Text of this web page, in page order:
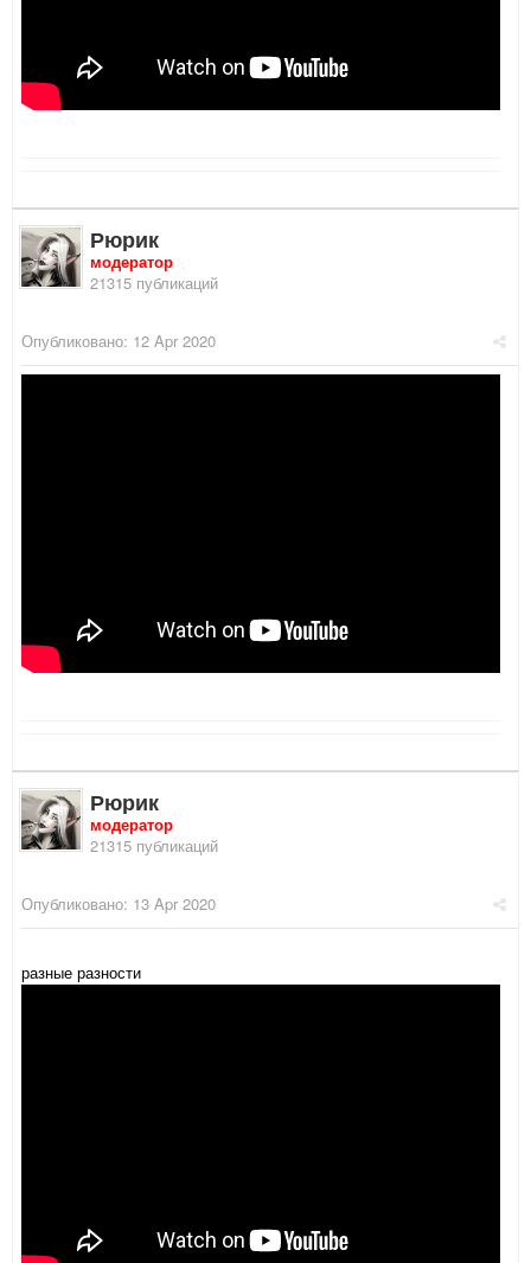
Рюрик
модератор
21315 публикаций
Опубликовано: 12 Apr 2020
Рюрик
модератор
21315 публикаций
Опубликовано: 13 Apr 2020
разные разности